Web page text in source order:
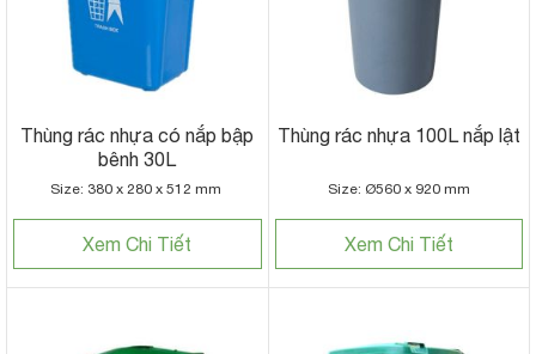
Thùng rác nhựa có nắp bập
bênh 30L
Size: 380 x 280 x 512 mm
Xem Chi Tiết
Thùng rác nhựa 100L nắp lật
Size: Ø560 x 920 mm
Xem Chi Tiết